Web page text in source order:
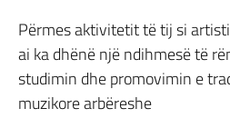
Përmes aktivitetit të tij si
ai ka dhënë një ndihmesë të
studimin dhe promovimin e
muzikore arbëreshe